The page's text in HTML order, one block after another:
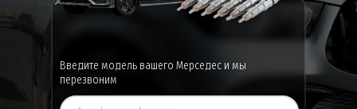
Введите модель вашего Мерседес и мы
перезвоним